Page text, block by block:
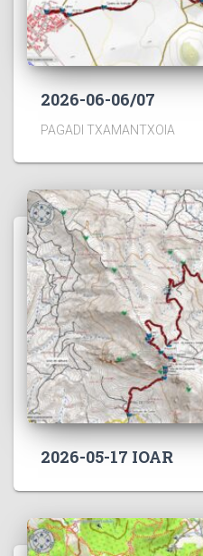
2026-06-06/07
PAGADI TXAMANTXOIA
2026-05-17 IOAR